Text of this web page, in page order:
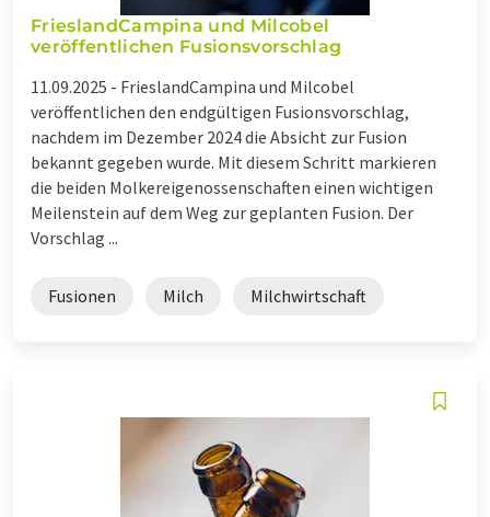
FrieslandCampina und Milcobel
veröffentlichen Fusionsvorschlag
11.09.2025 - FrieslandCampina und Milcobel
veröffentlichen den endgültigen Fusionsvorschlag,
nachdem im Dezember 2024 die Absicht zur Fusion
bekannt gegeben wurde. Mit diesem Schritt markieren
die beiden Molkereigenossenschaften einen wichtigen
Meilenstein auf dem Weg zur geplanten Fusion. Der
Vorschlag ...
Fusionen Milch Milchwirtschaft